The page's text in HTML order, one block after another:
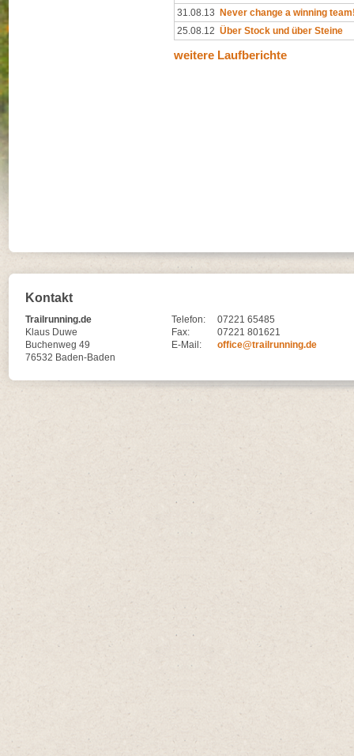
31.08.13 Never change a winning
25.08.12 Über Stock und über Steine
weitere Laufberichte
Kontakt
Trailrunning.de
Klaus Duwe
Buchenweg 49
76532 Baden-Baden
Telefon:
07221 65485
Fax:
07221 801621
E-Mail:
office@trailrunning.de